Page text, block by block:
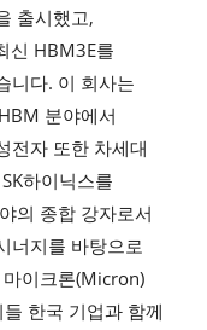
출시했고,
신 HBM3E를
니다. 이 회사는
분야에서
전자 또한 차세대
하이닉스를
의 종합 강자로서
너지를 바탕으로
이크론(Micron)
한국 기업과 함께